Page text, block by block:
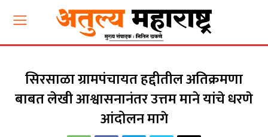
सिरसाळा ग्रामपंचायत हद्दीतील अतिक्रमणा
बाबत लेखी आश्वासनानंतर उत्तम माने यांचे धरणे
आंदोलन मागे